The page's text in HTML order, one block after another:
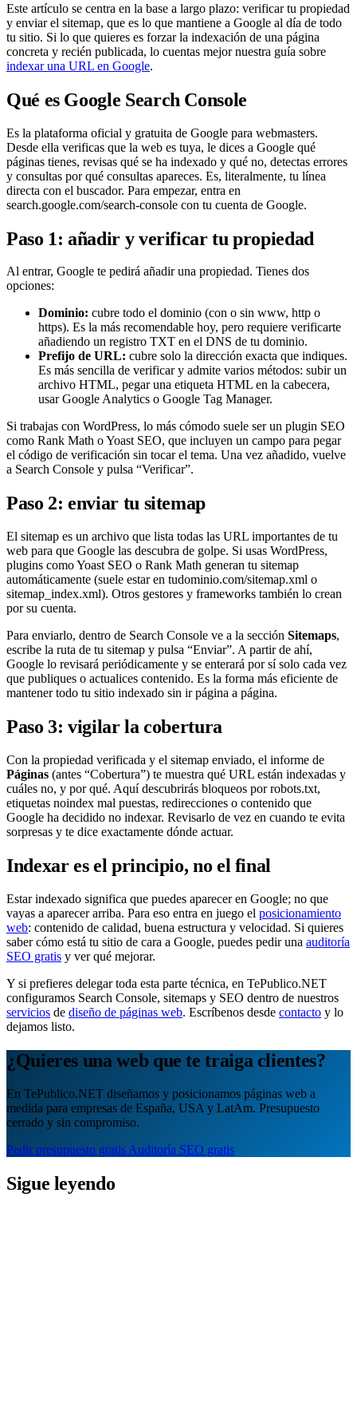
Este artículo se centra en la base a largo plazo: verificar tu propiedad
y enviar el sitemap, que es lo que mantiene a Google al día de todo
tu sitio. Si lo que quieres es forzar la indexación de una página
concreta y recién publicada, lo cuentas mejor nuestra guía sobre
indexar una URL en Google.
Qué es Google Search Console
Es la plataforma oficial y gratuita de Google para webmasters.
Desde ella verificas que la web es tuya, le dices a Google qué
páginas tienes, revisas qué se ha indexado y qué no, detectas errores
y consultas por qué consultas apareces. Es, literalmente, tu línea
directa con el buscador. Para empezar, entra en
search.google.com/search-console con tu cuenta de Google.
Paso 1: añadir y verificar tu propiedad
Al entrar, Google te pedirá añadir una propiedad. Tienes dos
opciones:
Dominio: cubre todo el dominio (con o sin www, http o
https). Es la más recomendable hoy, pero requiere verificarte
añadiendo un registro TXT en el DNS de tu dominio.
Prefijo de URL: cubre solo la dirección exacta que indiques.
Es más sencilla de verificar y admite varios métodos: subir un
archivo HTML, pegar una etiqueta HTML en la cabecera,
usar Google Analytics o Google Tag Manager.
Si trabajas con WordPress, lo más cómodo suele ser un plugin SEO
como Rank Math o Yoast SEO, que incluyen un campo para pegar
el código de verificación sin tocar el tema. Una vez añadido, vuelve
a Search Console y pulsa “Verificar”.
Paso 2: enviar tu sitemap
El sitemap es un archivo que lista todas las URL importantes de tu
web para que Google las descubra de golpe. Si usas WordPress,
plugins como Yoast SEO o Rank Math generan tu sitemap
automáticamente (suele estar en tudominio.com/sitemap.xml o
sitemap_index.xml). Otros gestores y frameworks también lo crean
por su cuenta.
Para enviarlo, dentro de Search Console ve a la sección Sitemaps,
escribe la ruta de tu sitemap y pulsa “Enviar”. A partir de ahí,
Google lo revisará periódicamente y se enterará por sí solo cada vez
que publiques o actualices contenido. Es la forma más eficiente de
mantener todo tu sitio indexado sin ir página a página.
Paso 3: vigilar la cobertura
Con la propiedad verificada y el sitemap enviado, el informe de
Páginas (antes “Cobertura”) te muestra qué URL están indexadas y
cuáles no, y por qué. Aquí descubrirás bloqueos por robots.txt,
etiquetas noindex mal puestas, redirecciones o contenido que
Google ha decidido no indexar. Revisarlo de vez en cuando te evita
sorpresas y te dice exactamente dónde actuar.
Indexar es el principio, no el final
Estar indexado significa que puedes aparecer en Google; no que
vayas a aparecer arriba. Para eso entra en juego el posicionamiento
web: contenido de calidad, buena estructura y velocidad. Si quieres
saber cómo está tu sitio de cara a Google, puedes pedir una auditoría
SEO gratis y ver qué mejorar.
Y si prefieres delegar toda esta parte técnica, en TePublico.NET
configuramos Search Console, sitemaps y SEO dentro de nuestros
servicios de diseño de páginas web. Escríbenos desde contacto y lo
dejamos listo.
¿Quieres una web que te traiga clientes?
En TePublico.NET diseñamos y posicionamos páginas web a
medida para empresas de España, USA y LatAm. Presupuesto
cerrado y sin compromiso.
Pedir presupuesto gratis Auditoría SEO gratis
Sigue leyendo